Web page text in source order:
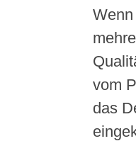
vom
das